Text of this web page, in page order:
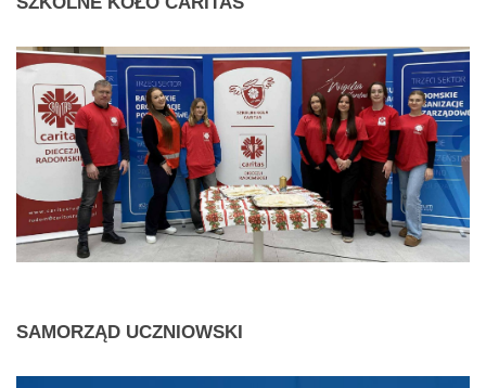
SAMORZĄD UCZNIOWSKI